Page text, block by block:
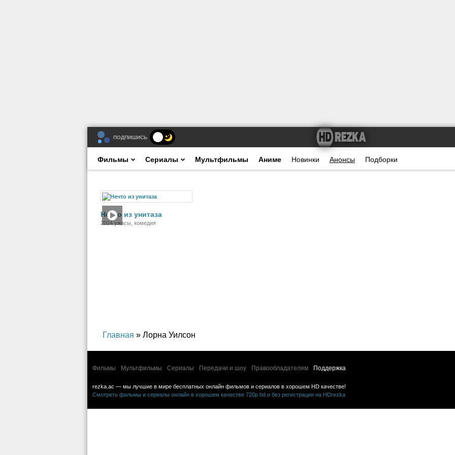
ПОДПИШИСЬ
Фильмы Сериалы Мультфильмы Аниме Новинки Анонсы Подборки
Фильм
Нечто из унитаза
2024 ужасы, комедия
Главная » Лорна Уилсон
Фильмы Мультфильмы Сериалы Передачи и шоу Правообладателям Поддержка
rezka.ac — мы лучшие в мире бесплатных онлайн фильмов и сериалов в хорошем HD качестве!
Смотреть фильмы и сериалы онлайн в хорошем качестве 720p hd и без регистрации на HDrezka